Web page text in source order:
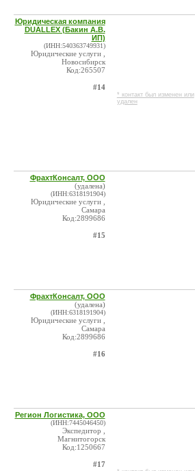
Юридическая компания
DUALLEX (Бакин А.В.
ИП)
(ИНН:540363749931)
Юридические услуги ,
Новосибирск
Код:265507
#14
* контакт был изменен или
удален
ФрахтКонсалт, ООО
(удалена)
(ИНН:6318191904)
Юридические услуги ,
Самара
Код:2899686
#15
ФрахтКонсалт, ООО
(удалена)
(ИНН:6318191904)
Юридические услуги ,
Самара
Код:2899686
#16
Регион Логистика, ООО
(ИНН:7445046450)
Экспедитор ,
Магнитогорск
Код:1250667
#17